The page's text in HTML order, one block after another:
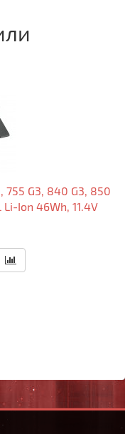
755 G3, 840 G3, 850
Li-Ion 46Wh, 11.4V